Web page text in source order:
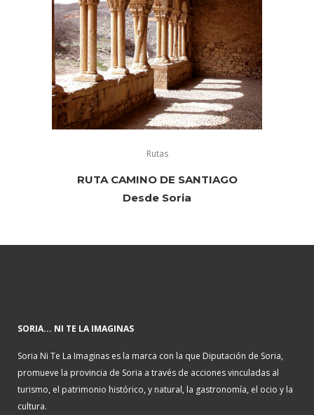
Rutas
RUTA CAMINO DE SANTIAGO
Desde Soria
SORIA... NI TE LA IMAGINAS
Soria Ni Te La Imaginas es la marca con la que Diputación de Soria,
promueve la provincia de Soria a través de acciones vinculadas al
turismo, el patrimonio histórico, y natural, la gastronomía, el ocio y la
cultura.